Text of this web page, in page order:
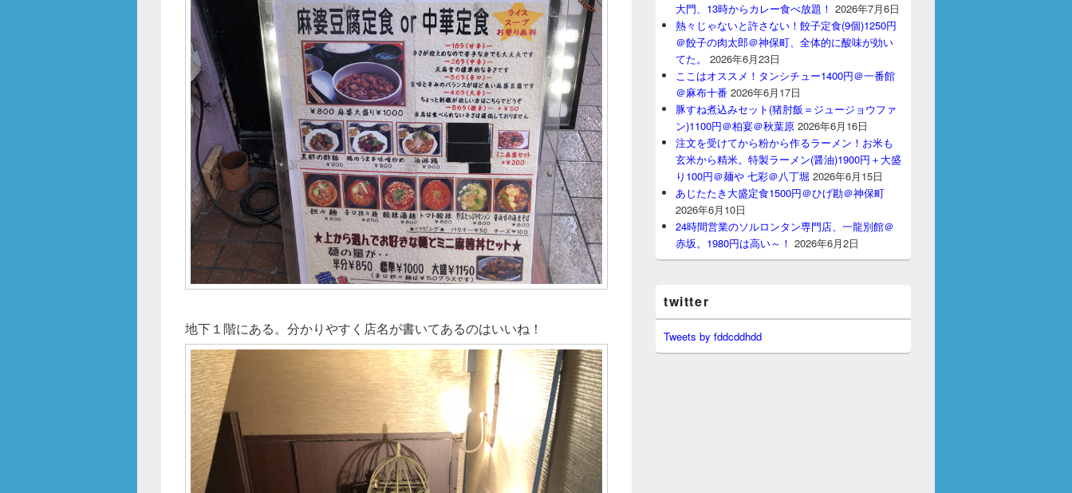
地下１階にある。分かりやすく店名が書いてあるのはいいね！
大門、13時からカレー食べ放題！ 2026年7月6日
熱々じゃないと許さない！餃子定食(9個)1250円
＠餃子の肉太郎＠神保町、全体的に酸味が効い
てた。
2026年6月23日
ここはオススメ！タンシチュー1400円＠一番館
＠麻布十番 2026年6月17日
豚すね煮込みセット(猪肘飯＝ジュージョウファ
ン)1100円＠柏宴＠秋葉原 2026年6月16日
注文を受けてから粉から作るラーメン！お米も
玄米から精米。特製ラーメン(醤油)1900円＋大盛
り100円＠麺や 七彩＠八丁堀 2026年6月15日
あじたたき大盛定食1500円＠ひげ勘＠神保町
2026年6月10日
24時間営業のソルロンタン専門店、一龍別館＠
赤坂。1980円は高い～！ 2026年6月2日
twitter
Tweets by fddcddhdd